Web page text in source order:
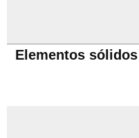
Elementos sólidos